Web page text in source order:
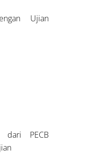
Ujian
dari PECB